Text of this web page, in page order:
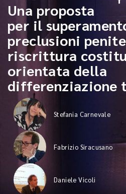
Una proposta
per il
preclusioni
riscrittura
orientata della
differenziazione
Stefania Carnevale
Fabrizio Siracusano
Daniele Vicoli